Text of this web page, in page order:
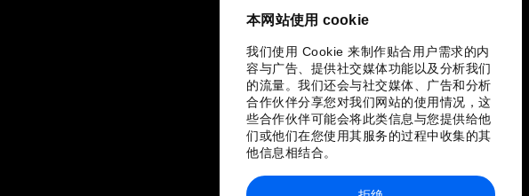
本网站使用 cookie
我们使用 Cookie 来制作贴合用户需求的内
容与广告、提供社交媒体功能以及分析我们
的流量。我们还会与社交媒体、广告和分析
合作伙伴分享您对我们网站的使用情况，这
些合作伙伴可能会将此类信息与您提供给他
们或他们在您使用其服务的过程中收集的其
他信息相结合。